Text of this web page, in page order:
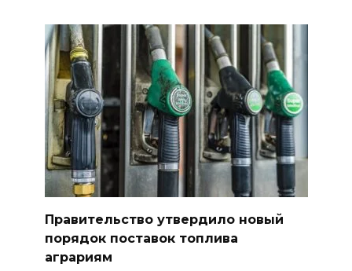
Правительство утвердило новый
порядок поставок топлива
аграриям